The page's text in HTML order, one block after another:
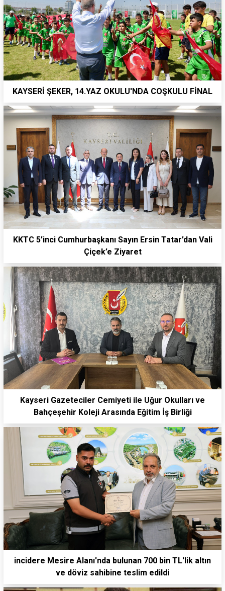
KAYSERİ ŞEKER, 14.YAZ OKULU'NDA COŞKULU FİNAL
KKTC 5’inci Cumhurbaşkanı Sayın Ersin Tatar’dan Vali
Çiçek’e Ziyaret
Kayseri Gazeteciler Cemiyeti ile Uğur Okulları ve
Bahçeşehir Koleji Arasında Eğitim İş Birliği
incidere Mesire Alanı'nda bulunan 700 bin TL'lik altın
ve döviz sahibine teslim edildi